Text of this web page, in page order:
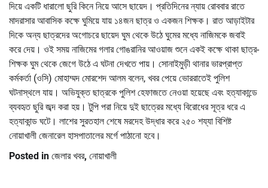
দিয়ে একটি ধারালো ছুরি কিনে নিয়ে আসে ছায়েদ। প্রতিদিনের ন্যায় রোববার রাতে
মাদরাসার আবাসিক কক্ষে ঘুমিয়ে যায় ১৪জন ছাত্র ও একজন শিক্ষক। রাত আড়াইটার
দিকে অন্য ছাত্রদের অগোচরে ছায়েদ ঘুম থেকে উঠে ঘুমের মধ্যে নাজিমকে জবাই
করে দেয়। ওই সময় নাজিমের গলার গোঙরানির আওয়াজ শুনে একই কক্ষে থাকা ছাত্র-
শিক্ষক ঘুম থেকে জেগে উঠে এ ঘটনা দেখতে পায়। সোনাইমুড়ী থানার ভারপ্রাপ্ত
কর্মকর্তা (ওসি) মোহাম্মদ মোরশেদ আলম বলেন, খবর পেয়ে ভোররাতেই পুলিশ
ঘটনাস্থলে যায়। অভিযুক্ত ছাত্রকে পুলিশ হেফাজতে নেওয়া হয়েছে এবং হত্যাকান্ডে
ব্যবহৃত ছুরি জব্দ করা হয়। টুপি পরা নিয়ে দুই ছাত্রের মধ্যে বিরোধের সূত্র ধরে এ
হত্যাকান্ড ঘটে। লাশের সুরতহাল শেষে মরদেহ উদ্ধার করে ২৫০ শয্যা বিশিষ্ট
নোয়াখালী জেনারেল হাসপাতালের মর্গে পাঠানো হবে।
Posted in জেলার খবর, নোয়াখালী